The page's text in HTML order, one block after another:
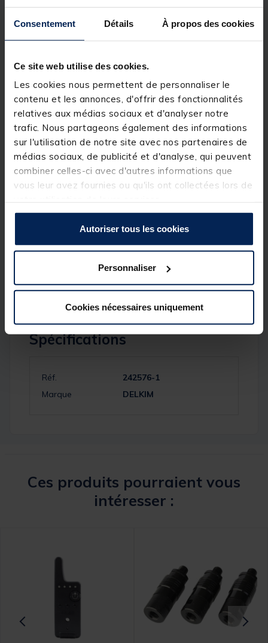
Consentement Détails À propos des cookies
Ce site web utilise des cookies.
Les cookies nous permettent de personnaliser le
contenu et les annonces, d'offrir des fonctionnalités
relatives aux médias sociaux et d'analyser notre
trafic. Nous partageons également des informations
sur l'utilisation de notre site avec nos partenaires de
médias sociaux, de publicité et d'analyse, qui peuvent
combiner celles-ci avec d'autres informations que
vous leur avez fournies ou qu'ils ont collectées lors de
Autoriser tous les cookies
Personnaliser
Cookies nécessaires uniquement
Delkim Rx-Dpendant vos sessions. Son principal
avantage : vous pouvez le laisser en place en
permanence, tout en gardant une visibilité parfaite
sur lesLED, afin d’identifier immédiatement quel
chocs et les aléas du terrain, tout en restant léger et
pratique : un accessoire indispensable pour
préserver votre centrale en conditions réelles.
Détails
•Poids : 0,03 kg
• Étui rigide moulé
pour récepteur
Delkim Rx-D
• Permet de voir clairement lesLEDmême avec la
• Peut rester sur la centrale pendant toute la session
conditions difficiles
Spécifications
Réf.
242576-1
Marque
DELKIM
Ces produits pourraient vous
intéresser :